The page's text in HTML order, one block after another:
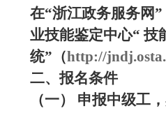
在“浙江政务服务网”
业技能鉴定中心“ 技
统”（http://
二、报名条件
（一） 申报中级工